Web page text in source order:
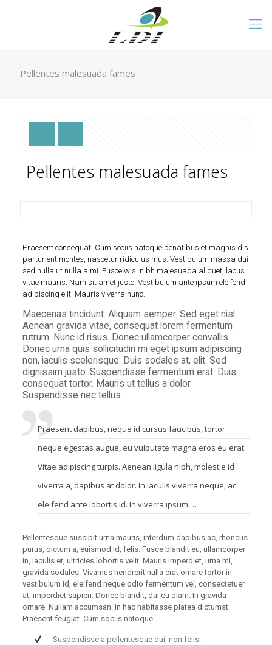
Pellentes malesuada fames
Pellentes malesuada fames
Praesent consequat. Cum sociis natoque penatibus et magnis dis
parturient montes, nascetur ridiculus mus. Vestibulum massa dui
sed nulla ut nulla a mi. Fusce wisi nibh malesuada aliquet, lacus
vitae mauris. Nam sit amet justo. Vestibulum ante ipsum eleifend
adipiscing elit. Mauris viverra nunc.
Maecenas tincidunt. Aliquam semper. Sed eget nisl.
Aenean gravida vitae, consequat lorem fermentum
rutrum. Nunc id risus. Donec ullamcorper convallis.
Donec urna quis sollicitudin mi eget ipsum adipiscing
non, iaculis scelerisque. Duis sodales at, elit. Sed
dignissim justo. Suspendisse fermentum erat. Duis
consequat tortor. Mauris ut tellus a dolor.
Suspendisse nec tellus.
Praesent dapibus, neque id cursus faucibus, tortor
neque egestas augue, eu vulputate magna eros eu erat.
Vitae adipiscing turpis. Aenean ligula nibh, molestie id
viverra a, dapibus at dolor. In iaculis viverra neque, ac
eleifend ante lobortis id. In viverra ipsum …
Pellentesque suscipit urna mauris, interdum dapibus ac, rhoncus
purus, dictum a, euismod id, felis. Fusce blandit eu, ullamcorper
in, iaculis et, ultricies lobortis velit. Mauris imperdiet, urna mi,
gravida sodales. Vivamus hendrerit nulla erat ornare tortor in
vestibulum id, eleifend neque odio fermentum vel, consectetuer
at, imperdiet sapien. Donec blandit, dui eu diam. In gravida
ornare. Nullam accumsan. In hac habitasse platea dictumst.
Praesent feugiat. Cum sociis natoque.
Suspendisse a pellentesque dui, non felis.